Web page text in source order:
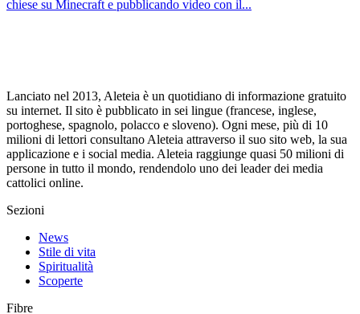
chiese su Minecraft e pubblicando video con il...
Lanciato nel 2013, Aleteia è un quotidiano di informazione gratuito
su internet. Il sito è pubblicato in sei lingue (francese, inglese,
portoghese, spagnolo, polacco e sloveno). Ogni mese, più di 10
milioni di lettori consultano Aleteia attraverso il suo sito web, la sua
applicazione e i social media. Aleteia raggiunge quasi 50 milioni di
persone in tutto il mondo, rendendolo uno dei leader dei media
cattolici online.
Sezioni
News
Stile di vita
Spiritualità
Scoperte
Fibre